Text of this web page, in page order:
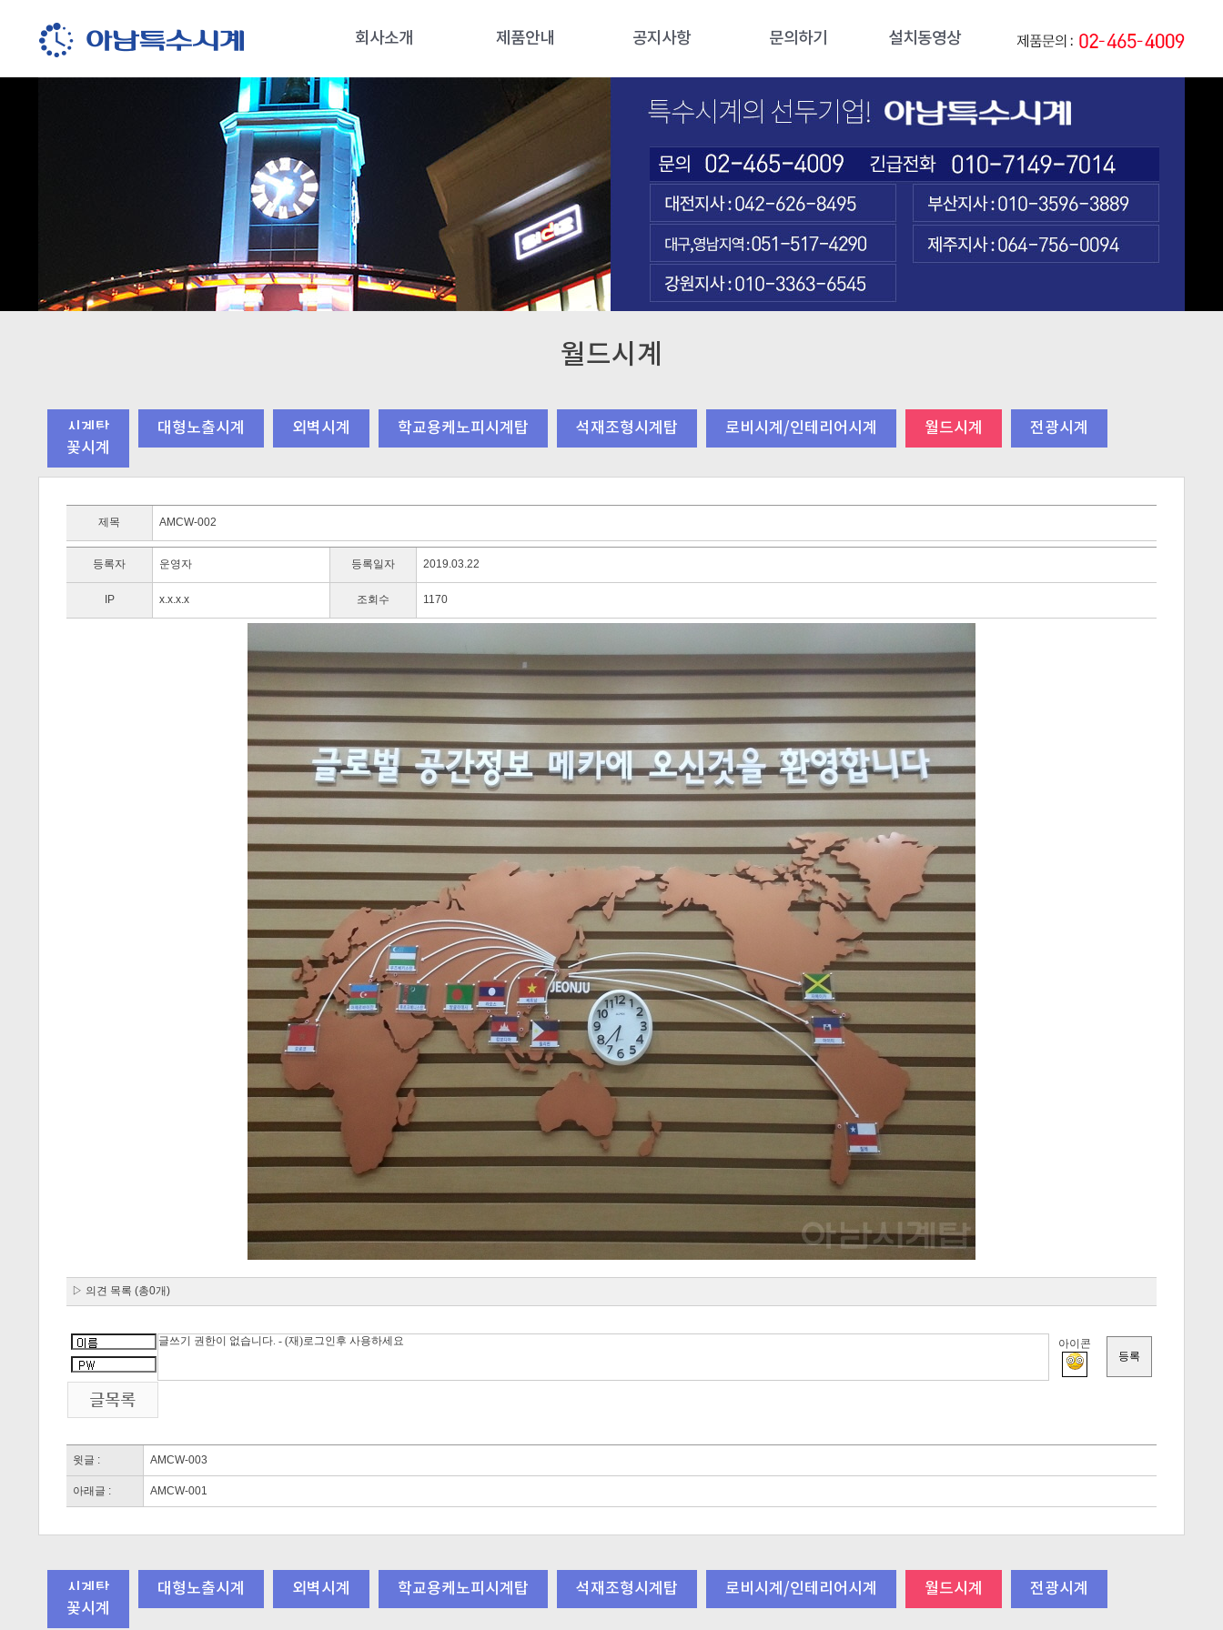
회사소개
오시는 길
제품안내
시계탑
대형노출시계
석재조형시계탑
로비시계/인테리어시계
외벽시계(벽면시계)
월드시계
전광시계
공지사항
공지사항
문의하기
문의하기
설치동영상
동영상
월드시계
시계탑 대형노출시계 외벽시계 학교용케노피시계탑 석재조형시계탑 로비시계/인테리어시계 월드시계
전광시계
꽃시계
제목 AMCW-002
등록자 운영자 등록일자 2019.03.22
IP x.x.x.x 조회수 1170
▷ 의견 목록 (총0개)
아이콘
윗글 : AMCW-003
아래글 : AMCW-001
시계탑 대형노출시계 외벽시계 학교용케노피시계탑 석재조형시계탑 로비시계/인테리어시계 월드시계
전광시계
꽃시계